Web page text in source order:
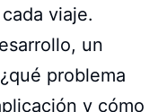
viaje.
un
problema
y cómo